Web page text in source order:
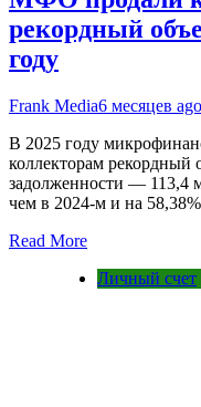
рекордный
году
Frank Media6 месяцев ago
В 2025 году
коллекторам рекордный
задолженности — 113,4
чем в 2024-м и на
Read More
Личный счет